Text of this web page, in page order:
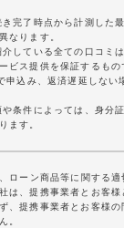
完了時点から計測した
なります。
している全ての口コミ
ビス提供を保証するもの
申込み、返済遅延しない
条件によっては、身分
ます。
ローン商品等に関する
は、提携事業者とお客様
、提携事業者とお客様
。